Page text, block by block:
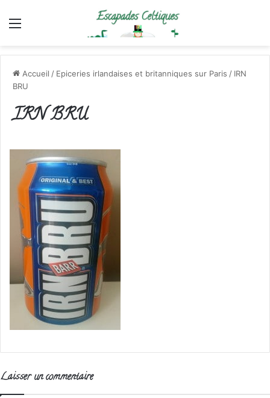
Menu
Accueil / Epiceries irlandaises et britanniques sur Paris / IRN
BRU
IRN BRU
Laisser un commentaire